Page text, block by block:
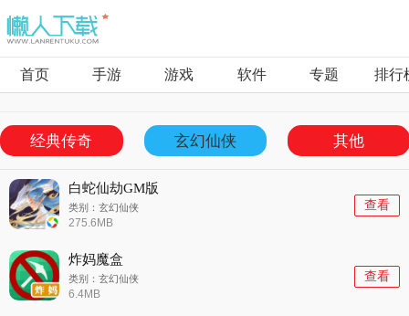
首页 手游 游戏 软件 专题 排行
经典传奇 玄幻仙侠 其他
白蛇仙劫GM版
类别：玄幻仙侠
275.6MB
查看
炸妈魔盒
类别：玄幻仙侠
6.4MB
查看